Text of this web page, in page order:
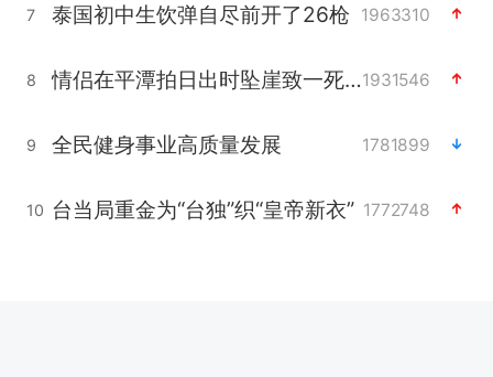
7 泰国初中生饮弹自尽前开了26枪 1963310
8 情侣在平潭拍日出时坠崖致一死一伤1931546
9 全民健身事业高质量发展 1781899
10 台当局重金为“台独”织“皇帝新衣” 1772748